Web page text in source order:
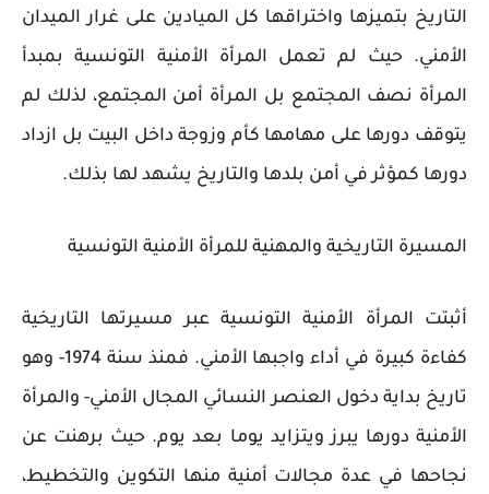
التاريخ بتميزها واختراقها كل الميادين على غرار الميدان
الأمني. حيث لم تعمل المرأة الأمنية التونسية بمبدأ
المرأة نصف المجتمع بل المرأة أمن المجتمع، لذلك لم
يتوقف دورها على مهامها كأم وزوجة داخل البيت بل ازداد
دورها كمؤثر في أمن بلدها والتاريخ يشهد لها بذلك.
المسيرة التاريخية والمهنية للمرأة الأمنية التونسية
أثبتت المرأة الأمنية التونسية عبر مسيرتها التاريخية
كفاءة كبيرة في أداء واجبها الأمني. فمنذ سنة 1974- وهو
تاريخ بداية دخول العنصر النسائي المجال الأمني- والمرأة
الأمنية دورها يبرز ويتزايد يوما بعد يوم. حيث برهنت عن
نجاحها في عدة مجالات أمنية منها التكوين والتخطيط،